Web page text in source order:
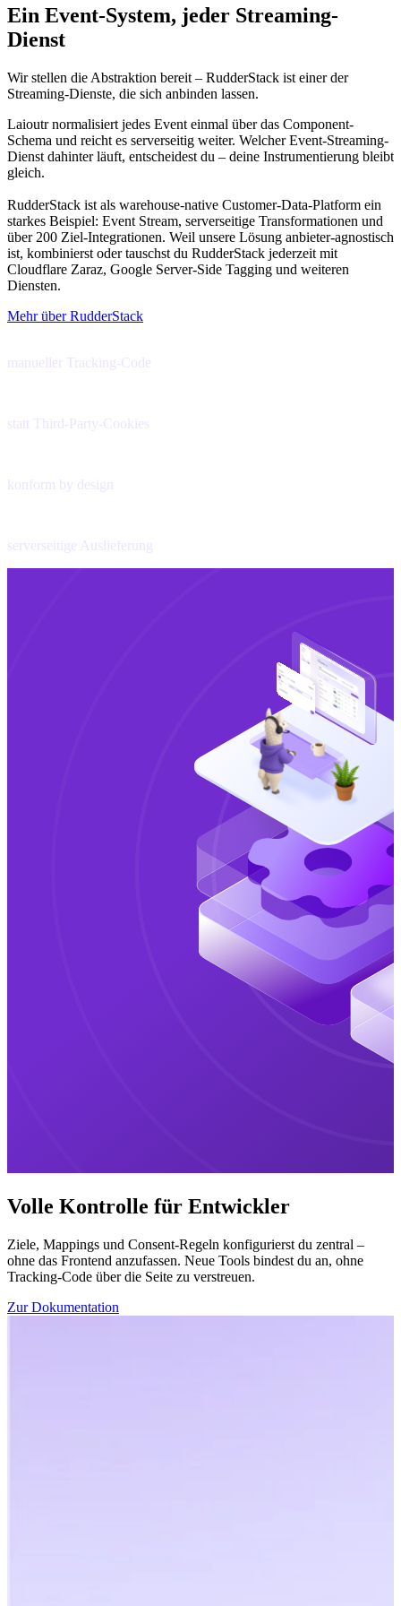
Ein Event-System, jeder Streaming-
Dienst
Wir stellen die Abstraktion bereit – RudderStack ist einer der
Streaming-Dienste, die sich anbinden lassen.
Laioutr normalisiert jedes Event einmal über das Component-
Schema und reicht es serverseitig weiter. Welcher Event-Streaming-
Dienst dahinter läuft, entscheidest du – deine Instrumentierung bleibt
gleich.
RudderStack ist als warehouse-native Customer-Data-Platform ein
starkes Beispiel: Event Stream, serverseitige Transformationen und
über 200 Ziel-Integrationen. Weil unsere Lösung anbieter-agnostisch
ist, kombinierst oder tauschst du RudderStack jederzeit mit
Cloudflare Zaraz, Google Server-Side Tagging und weiteren
Diensten.
Mehr über RudderStack
manueller Tracking-Code
statt Third-Party-Cookies
konform by design
serverseitige Auslieferung
Volle Kontrolle für Entwickler
Ziele, Mappings und Consent-Regeln konfigurierst du zentral –
ohne das Frontend anzufassen. Neue Tools bindest du an, ohne
Tracking-Code über die Seite zu verstreuen.
Zur Dokumentation